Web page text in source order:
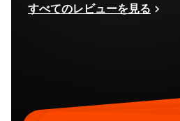
すべてのレビューを見る